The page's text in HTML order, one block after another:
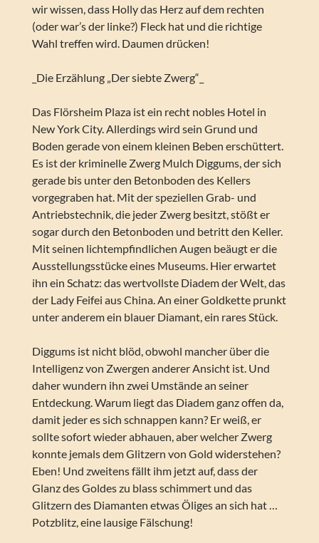
wir wissen, dass Holly das Herz auf dem rechten
(oder war’s der linke?) Fleck hat und die richtige
Wahl treffen wird. Daumen drücken!
_Die Erzählung „Der siebte Zwerg“_
Das Flörsheim Plaza ist ein recht nobles Hotel in
New York City. Allerdings wird sein Grund und
Boden gerade von einem kleinen Beben erschüttert.
Es ist der kriminelle Zwerg Mulch Diggums, der sich
gerade bis unter den Betonboden des Kellers
vorgegraben hat. Mit der speziellen Grab- und
Antriebstechnik, die jeder Zwerg besitzt, stößt er
sogar durch den Betonboden und betritt den Keller.
Mit seinen lichtempfindlichen Augen beäugt er die
Ausstellungsstücke eines Museums. Hier erwartet
ihn ein Schatz: das wertvollste Diadem der Welt, das
der Lady Feifei aus China. An einer Goldkette prunkt
unter anderem ein blauer Diamant, ein rares Stück.
Diggums ist nicht blöd, obwohl mancher über die
Intelligenz von Zwergen anderer Ansicht ist. Und
daher wundern ihn zwei Umstände an seiner
Entdeckung. Warum liegt das Diadem ganz offen da,
damit jeder es sich schnappen kann? Er weiß, er
sollte sofort wieder abhauen, aber welcher Zwerg
konnte jemals dem Glitzern von Gold widerstehen?
Eben! Und zweitens fällt ihm jetzt auf, dass der
Glanz des Goldes zu blass schimmert und das
Glitzern des Diamanten etwas Öliges an sich hat …
Potzblitz, eine lausige Fälschung!